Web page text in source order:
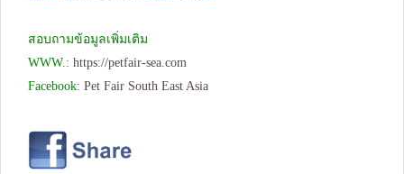
สอบถามข้อมูลเพิ่มเติม
WWW.: https://petfair-sea.com
Facebook: Pet Fair South East Asia